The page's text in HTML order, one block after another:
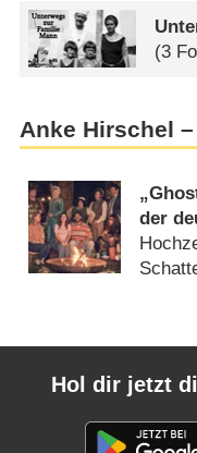
(3
Anke Hirschel
der
Hol dir jetzt